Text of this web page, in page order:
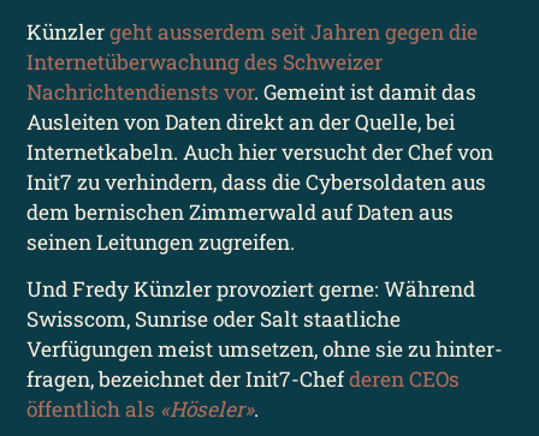
Künzlergeht ausserdem seit Jahren gegen die
Internet­überwachung des Schweizer
Nachrichten­diensts vor. Gemeint ist damit das
Ausleiten von Daten direkt an der Quelle, bei
Internet­kabeln. Auch hier versucht der Chef von
Init7 zu verhindern, dass die Cyber­soldaten aus
dem bernischen Zimmerwald auf Daten aus
seinen Leitungen zugreifen.
Und Fredy Künzler provoziert gerne: Während
Swisscom, Sunrise oder Salt staatliche
Verfügungen meist umsetzen, ohne sie zu hinter­
fragen, bezeichnet der Init7-Chefderen CEOs
öffentlich als «Höseler».